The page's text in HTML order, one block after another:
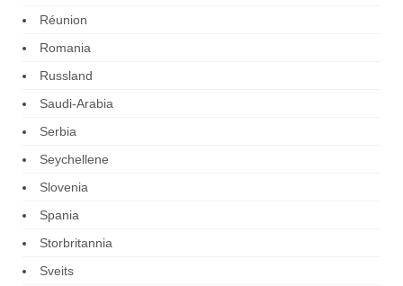
Réunion
Romania
Russland
Saudi-Arabia
Serbia
Seychellene
Slovenia
Spania
Storbritannia
Sveits